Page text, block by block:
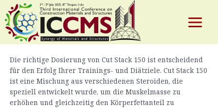
Skip
content
Main
Cut Stack 150 Dosierung: Effektiv und
Sicher Anwendbar
Bytest/January 24, 2026
Die richtige Dosierung von Cut Stack 150 ist entscheidend
für den Erfolg Ihrer Trainings- und Diätziele. Cut Stack 150
ist eine Mischung aus verschiedenen Steroiden, die
speziell entwickelt wurde, um die Muskelmasse zu
erhöhen und gleichzeitig den Körperfettanteil zu